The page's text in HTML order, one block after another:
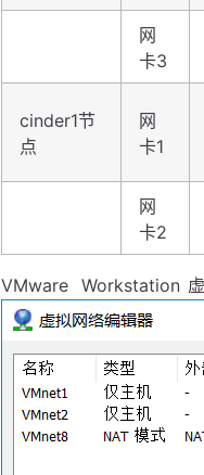
网
卡3
cinder1节
点
网
卡1
网
卡2
VMware